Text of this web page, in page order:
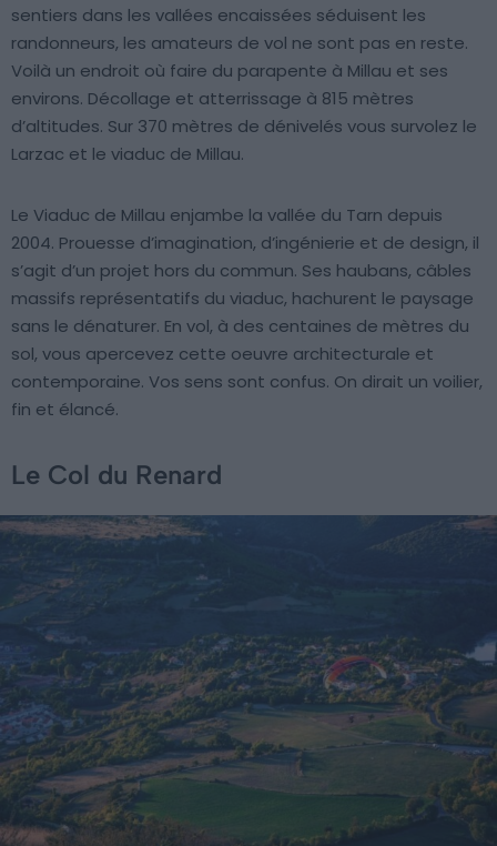
sentiers dans les vallées encaissées séduisent les
randonneurs, les amateurs de vol ne sont pas en reste.
Voilà un endroit où faire du parapente à Millau et ses
environs. Décollage et atterrissage à 815 mètres
d’altitudes. Sur 370 mètres de dénivelés vous survolez le
Larzac et le viaduc de Millau.
Le Viaduc de Millau enjambe la vallée du Tarn depuis
2004. Prouesse d’imagination, d’ingénierie et de design, il
s’agit d’un projet hors du commun. Ses haubans, câbles
massifs représentatifs du viaduc, hachurent le paysage
sans le dénaturer. En vol, à des centaines de mètres du
sol, vous apercevez cette oeuvre architecturale et
contemporaine. Vos sens sont confus. On dirait un voilier,
fin et élancé.
Le Col du Renard